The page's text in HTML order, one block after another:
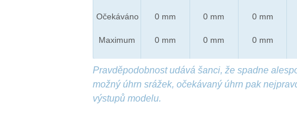
Očekáváno
Maximum
0 mm
0 mm
0 mm
0 mm
0 mm
0 mm
Pravděpodobnost udává šanci, že spadne
možný úhrn srážek, očekávaný úhrn pak
výstupů modelu.